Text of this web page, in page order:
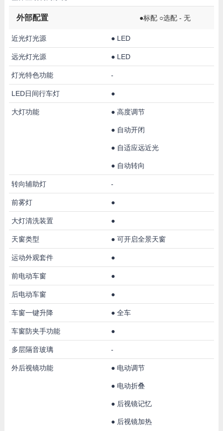
外部配置 ●标配 ○选配 - 无
近光灯光源 ● LED
远光灯光源 ● LED
灯光特色功能 -
LED日间行车灯 ●
大灯功能 ● 高度调节
● 自动开闭
● 自适应远近光
● 自动转向
转向辅助灯 -
前雾灯 ●
大灯清洗装置 ●
天窗类型 ● 可开启全景天窗
运动外观套件 ●
前电动车窗 ●
后电动车窗 ●
车窗一键升降 ● 全车
车窗防夹手功能 ●
多层隔音玻璃 -
外后视镜功能 ● 电动调节
● 电动折叠
● 后视镜记忆
● 后视镜加热